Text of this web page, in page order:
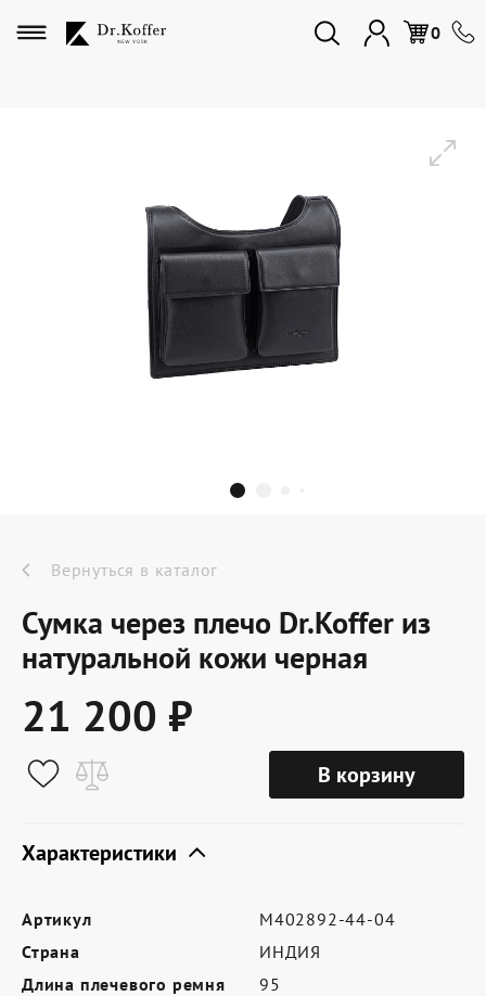
0
Избранное
Мужская коллекция
Женская коллекция
Подарки и сувениры
Dr.Koffer Outlet
Новинки
Акции
О компании
Условия доставки
Сертификат Dr.Koffer
Где купить
Вернуться в каталог
Сумка через плечо Dr.Koffer из
натуральной кожи черная
21 200 ₽
В корзину
Характеристики
Артикул
M402892-44-04
Страна
ИНДИЯ
Длина плечевого ремня
95